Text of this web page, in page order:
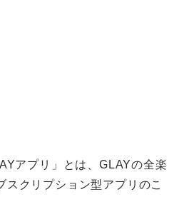
アプリ」とは、GLAYの全楽
スクリプション型アプリのこ